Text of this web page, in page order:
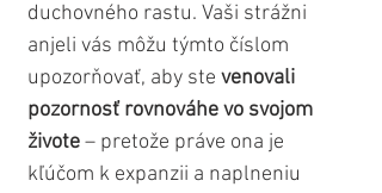
duchovného rastu. Vaši strážni
anjeli vás môžu týmto číslom
upozorňovať, aby ste venovali
pozornosť rovnováhe vo svojom
živote – pretože práve ona je
kľúčom k expanzii a naplneniu